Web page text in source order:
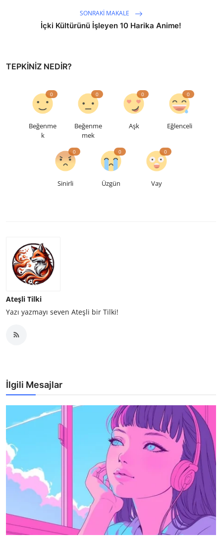
SONRAKI MAKALE
İçki Kültürünü İşleyen 10 Harika Anime!
TEPKINIZ NEDIR?
Beğenme
k
0
Beğenme
mek
0
Aşk
0
Eğlenceli
0
Sinirli
0
Üzgün
0
Vay
0
Ateşli Tilki
Yazı yazmayı seven Ateşli bir Tilki!
İlgili Mesajlar